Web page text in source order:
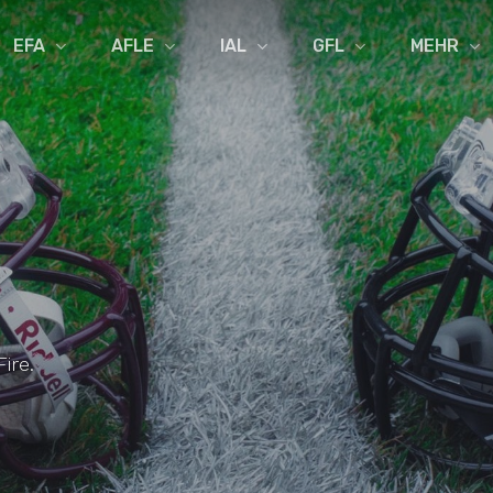
EFA AFLE IAL GFL MEHR